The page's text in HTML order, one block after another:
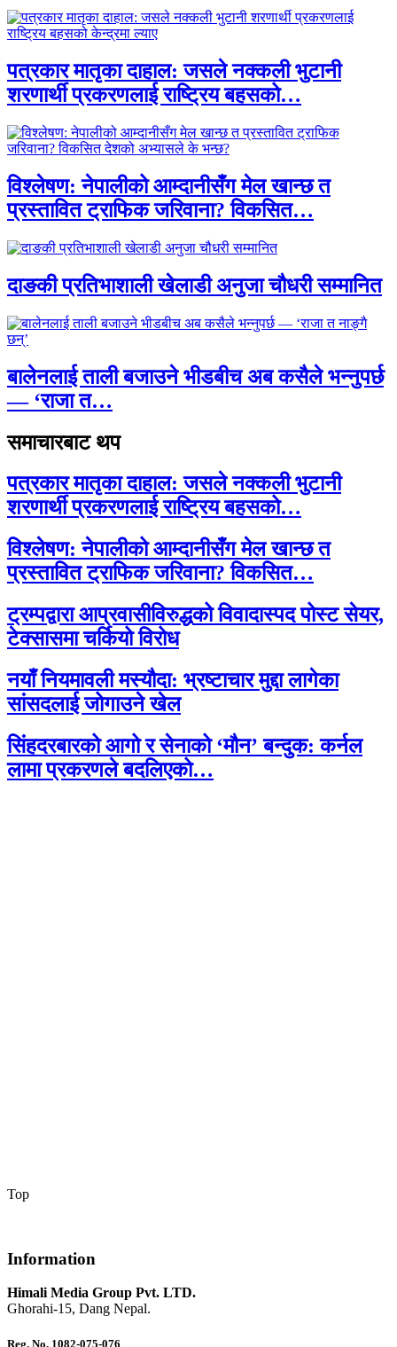
पत्रकार मातृका दाहाल: जसले नक्कली भुटानी
शरणार्थी प्रकरणलाई राष्ट्रिय बहसको…
विश्लेषण: नेपालीको आम्दानीसँग मेल खान्छ त
प्रस्तावित ट्राफिक जरिवाना? विकसित…
दाङकी प्रतिभाशाली खेलाडी अनुजा चौधरी सम्मानित
बालेनलाई ताली बजाउने भीडबीच अब कसैले भन्नुपर्छ
— ‘राजा त…
समाचारबाट थप
पत्रकार मातृका दाहाल: जसले नक्कली भुटानी
शरणार्थी प्रकरणलाई राष्ट्रिय बहसको…
विश्लेषण: नेपालीको आम्दानीसँग मेल खान्छ त
प्रस्तावित ट्राफिक जरिवाना? विकसित…
ट्रम्पद्वारा आप्रवासीविरुद्धको विवादास्पद पोस्ट सेयर,
टेक्सासमा चर्कियो विरोध
नयाँ नियमावली मस्यौदा: भ्रष्टाचार मुद्दा लागेका
सांसदलाई जोगाउने खेल
सिंहदरबारको आगो र सेनाको ‘मौन’ बन्दुक: कर्नल
लामा प्रकरणले बदलिएको…
Top
Information
Himali Media Group Pvt. LTD.
Ghorahi-15, Dang Nepal.
Reg. No. 1082-075-076